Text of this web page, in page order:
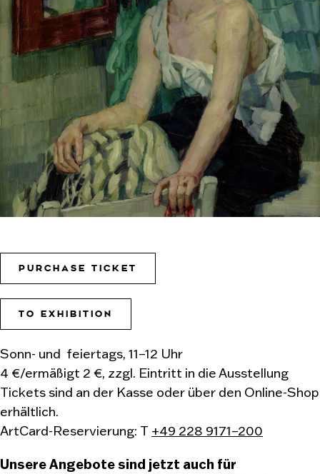
PURCHASE TICKET
TO EXHIBITION
Sonn- und feiertags, 11–12 Uhr
4 €/ermäßigt 2 €, zzgl. Eintritt in die Ausstellung
Tickets sind an der Kasse oder über den Online-Shop
erhältlich.
ArtCard-Reservierung: T +49 228 9171–200
Unsere Angebote sind jetzt auch für